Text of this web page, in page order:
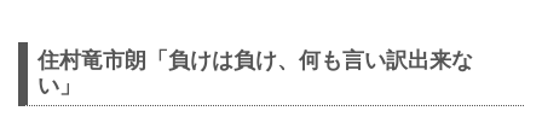
住村竜市朗「負けは負け、何も言い訳出来な
い」